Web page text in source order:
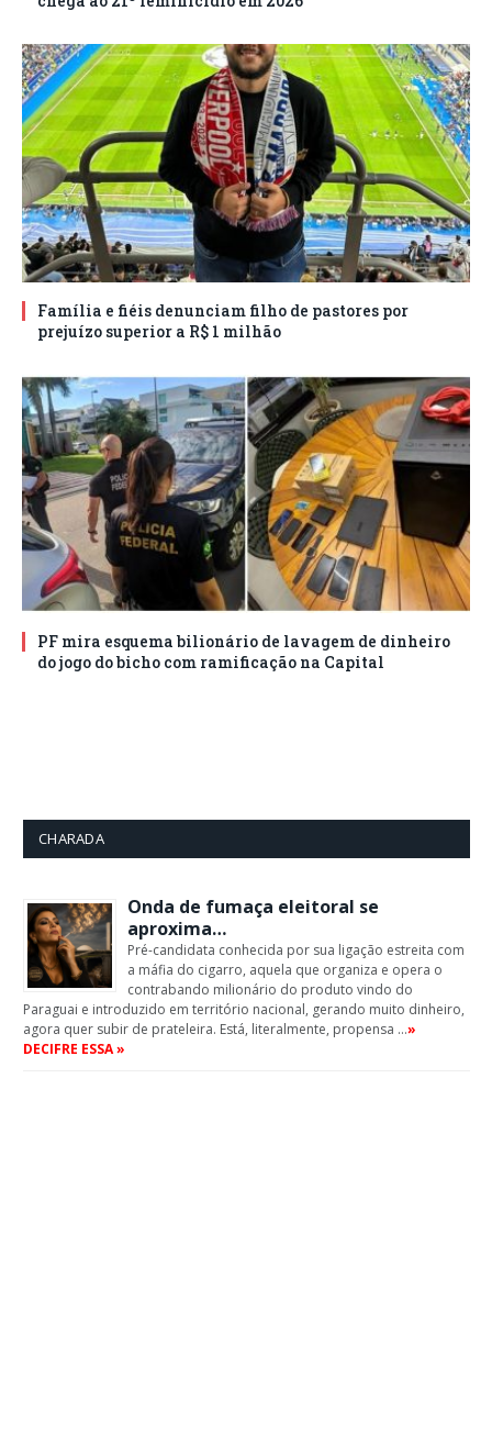
Família e fiéis denunciam filho de pastores por
prejuízo superior a R$ 1 milhão
PF mira esquema bilionário de lavagem de dinheiro
do jogo do bicho com ramificação na Capital
CHARADA
Onda de fumaça eleitoral se
aproxima…
Pré-candidata conhecida por sua ligação estreita com
a máfia do cigarro, aquela que organiza e opera o
contrabando milionário do produto vindo do
Paraguai e introduzido em território nacional, gerando muito dinheiro,
agora quer subir de prateleira. Está, literalmente, propensa …»
DECIFRE ESSA »